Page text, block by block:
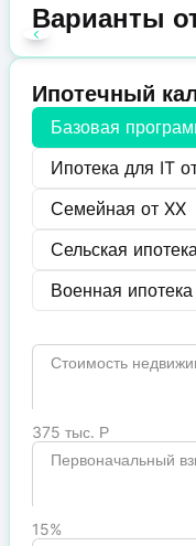
Варианты
Ипотечный
Базовая
Ипотека для IT
Семейная от XX
Сельская
Военная ипотека
Стоимость
375 тыс. Р
Первоначальный
15%